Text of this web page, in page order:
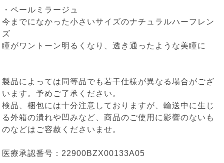
・ペールミラージュ
今までになかった小さいサイズのナチュラルハーフレン
ズ
瞳がワントーン明るくなり、透き通ったような美瞳に
製品によっては同等品でも若干仕様が異なる場合がござ
います。予めご了承ください。
検品、梱包には十分注意しておりますが、輸送中に生じ
る外箱の潰れや凹みなど、商品のご使用に影響のないも
のなどはご容赦くださいませ。
医療承認番号：22900BZX00133A05